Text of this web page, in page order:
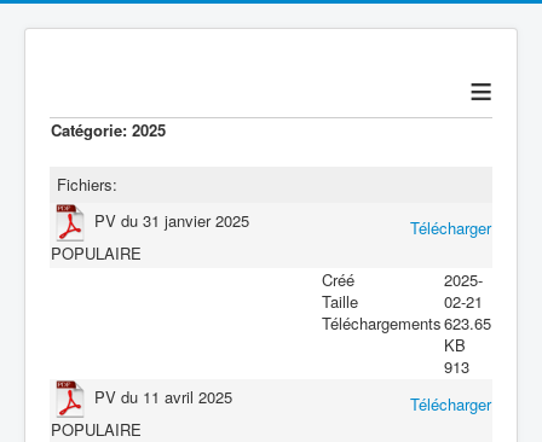
≡
Catégorie: 2025
Fichiers:
PV du 31 janvier 2025
POPULAIRE
Télécharger
Créé
Taille
Téléchargements
2025-
02-21
623.65
KB
913
PV du 11 avril 2025
POPULAIRE
Télécharger